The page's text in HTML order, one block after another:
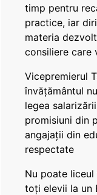
timp pentru
practice, iar
materia
consiliere care
Vicepremierul
învățământul
legea
promisiuni din
angajații din
respectate
Nu poate
toți elevii la un